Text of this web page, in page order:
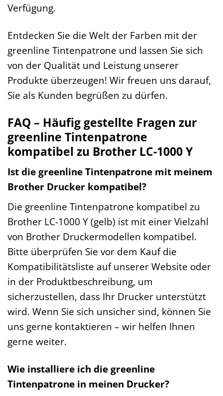
Verfügung.
Entdecken Sie die Welt der Farben mit der
greenline Tintenpatrone und lassen Sie sich
von der Qualität und Leistung unserer
Produkte überzeugen! Wir freuen uns darauf,
Sie als Kunden begrüßen zu dürfen.
FAQ – Häufig gestellte Fragen zur
greenline Tintenpatrone
kompatibel zu Brother LC-1000 Y
Ist die greenline Tintenpatrone mit meinem
Brother Drucker kompatibel?
Die greenline Tintenpatrone kompatibel zu
Brother LC-1000 Y (gelb) ist mit einer Vielzahl
von Brother Druckermodellen kompatibel.
Bitte überprüfen Sie vor dem Kauf die
Kompatibilitätsliste auf unserer Website oder
in der Produktbeschreibung, um
sicherzustellen, dass Ihr Drucker unterstützt
wird. Wenn Sie sich unsicher sind, können Sie
uns gerne kontaktieren – wir helfen Ihnen
gerne weiter.
Wie installiere ich die greenline
Tintenpatrone in meinen Drucker?